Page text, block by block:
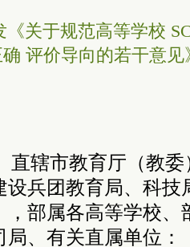
关于规范高等学校
评价导向的若干意见
直辖市教育厅（教
设兵团教育局、科技
，部属各高等学校、
、有关直属单位：